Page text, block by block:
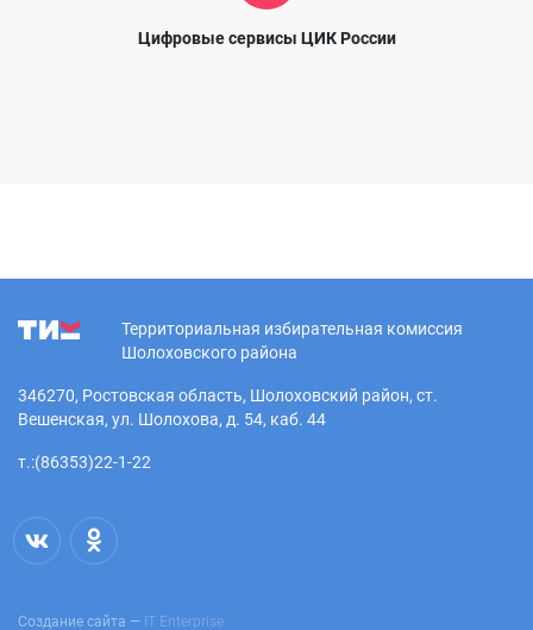
Цифровые сервисы ЦИК России
Территориальная избирательная комиссия
Шолоховского района
346270, Ростовская область, Шолоховский район, ст.
Вешенская, ул. Шолохова, д. 54, каб. 44
т.:(86353)22-1-22
Создание сайта — IT Enterprise